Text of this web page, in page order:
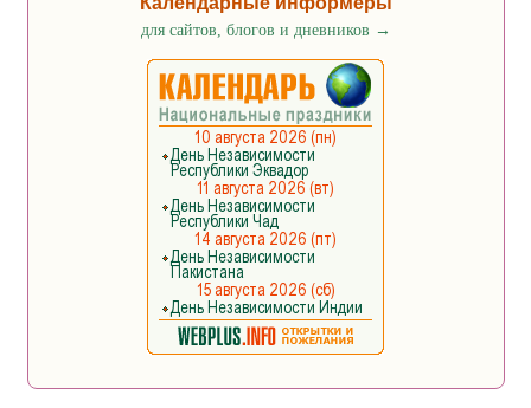
для сайтов, блогов и дневников →